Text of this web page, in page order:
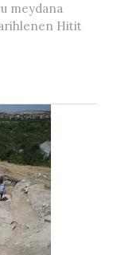
meydana
Hitit